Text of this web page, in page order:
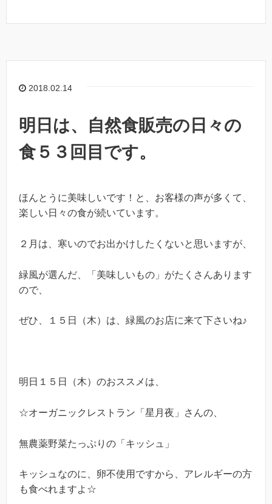
2018.02.14
明日は、自然食販売の日々の
食５３回目です。
ほんとうに美味しいです！と、お客様の声が多くて、
楽しい日々の食が続いています。
２月は、寒いのでお出かけしたくないと思いますが、
緑風が選んだ、「美味しいもの」がたくさんあります
ので、
ぜひ、１５日（木）は、緑風のお店に来て下さいね♪
明日１５日（木）のおススメは、
☆オーガニックレストラン「星月夜」さんの、
無農薬野菜たっぷりの「キッシュ」
キッシュなのに、卵不使用ですから、アレルギーの方
も食べれますよ☆